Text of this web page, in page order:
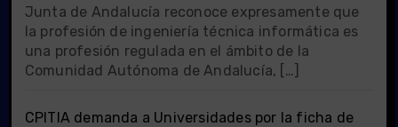
Junta de Andalucía reconoce expresamente que
la profesión de ingeniería técnica informática es
una profesión regulada en el ámbito de la
Comunidad Autónoma de Andalucía, […]
CPITIA demanda a Universidades por la ficha de